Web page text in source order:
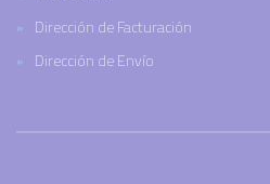
Dirección de Facturación
Dirección de Envío